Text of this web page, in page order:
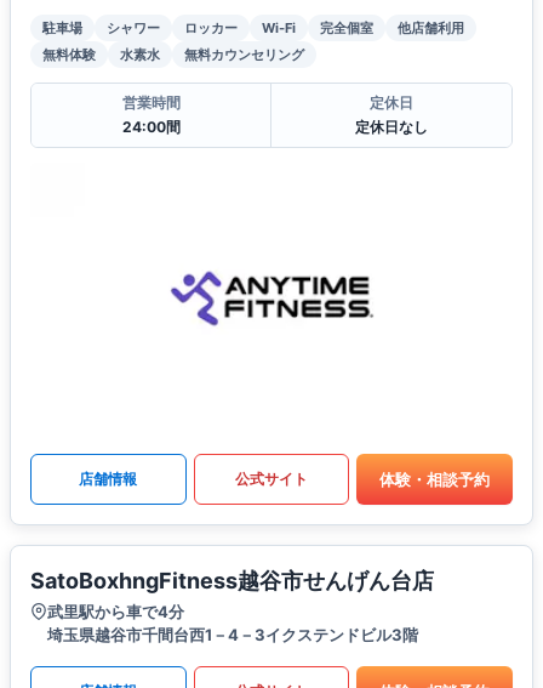
駐車場 シャワー ロッカー Wi-Fi 完全個室
他店舗利用
無料体験
水素水 無料カウンセリング
営業時間
24:00間
定休日
定休日なし
店舗情報 公式サイト 体験・相談予約
SatoBoxhngFitness越谷市せんげん台店
武里駅から車で4分
埼玉県越谷市千間台西1－4－3イクステンドビル3階